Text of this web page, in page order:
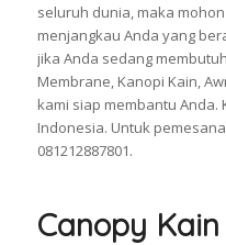
seluruh dunia, maka
menjangkau Anda yang
jika Anda sedang
Membrane, Kanopi Kain,
kami siap membantu Anda.
Indonesia. Untuk
081212887801.
Canopy